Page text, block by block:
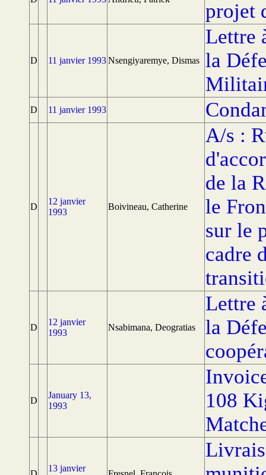
projet
D 11 janvier 1993Nsengiyaremye, Dismas
Lettre
la
D 11 janvier 1993
D
12 janvier
1993
Boivineau, Catherine
A/s :
de la
le
sur le
cadre
D
12 janvier
1993
Nsabimana, Deogratias
Lettre
la
D
January 13,
1993
108
13 janvier